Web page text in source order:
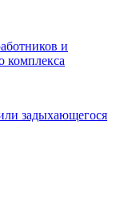
и
комплекса
задыхающегося